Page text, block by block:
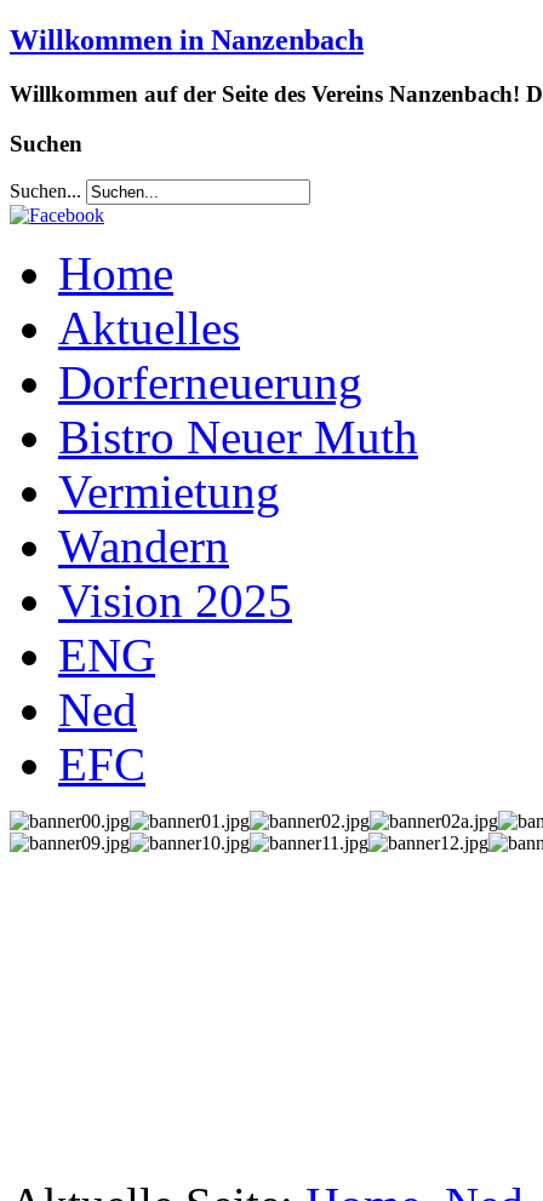
Willkommen in Nanzenbach
Willkommen auf der Seite des Vereins Nanzenbach!
Suchen
Suchen...
Home
Aktuelles
Dorferneuerung
Bistro Neuer Muth
Vermietung
Wandern
Vision 2025
ENG
Ned
EFC